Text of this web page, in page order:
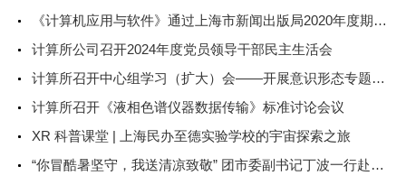
《计算机应用与软件》通过上海市新闻出版局2020年度期刊核验
计算所公司召开2024年度党员领导干部民主生活会
计算所召开中心组学习（扩大）会——开展意识形态专题教育、党风廉政专题教育
计算所召开《液相色谱仪器数据传输》标准讨论会议
XR 科普课堂 | 上海民办至德实验学校的宇宙探索之旅
“你冒酷暑坚守，我送清凉致敬” 团市委副书记丁波一行赴计算所高温慰问一线青年职工